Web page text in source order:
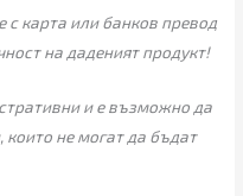
карта или банков превод
на даденият продукт!
и е възможно да
не могат да бъдат